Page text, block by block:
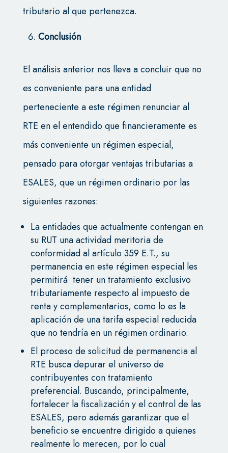
tributario al que pertenezca.
Conclusión
El análisis anterior nos lleva a concluir que no
es conveniente para una entidad
perteneciente a este régimen renunciar al
RTE en el entendido que financieramente es
más conveniente un régimen especial,
pensado para otorgar ventajas tributarias a
ESALES, que un régimen ordinario por las
siguientes razones:
La entidades que actualmente contengan en
su RUT una actividad meritoria de
conformidad al artículo 359 E.T., su
permanencia en este régimen especial les
permitirá tener un tratamiento exclusivo
tributariamente respecto al impuesto de
renta y complementarios, como lo es la
aplicación de una tarifa especial reducida
que no tendría en un régimen ordinario.
El proceso de solicitud de permanencia al
RTE busca depurar el universo de
contribuyentes con tratamiento
preferencial. Buscando, principalmente,
fortalecer la fiscalización y el control de las
ESALES, pero además garantizar que el
beneficio se encuentre dirigido a quienes
realmente lo merecen, por lo cual